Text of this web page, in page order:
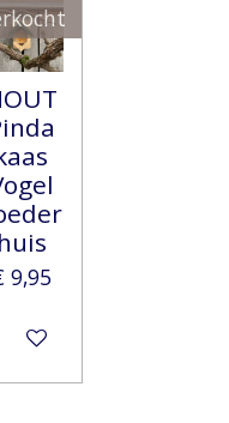
hoogte
huis
9,95
mij op de hoogte